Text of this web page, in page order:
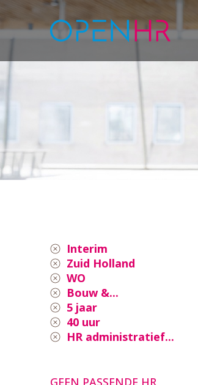
Interim
Zuid Holland
WO
Bouw &...
5 jaar
40 uur
HR administratief...
GEEN PASSENDE HR